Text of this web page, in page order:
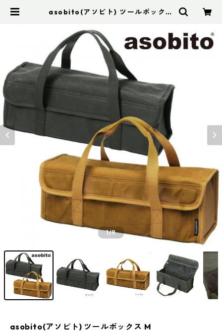
asobito(アソビト) ツールボックス
1/9
asobito(アソビト) ツールボックス M